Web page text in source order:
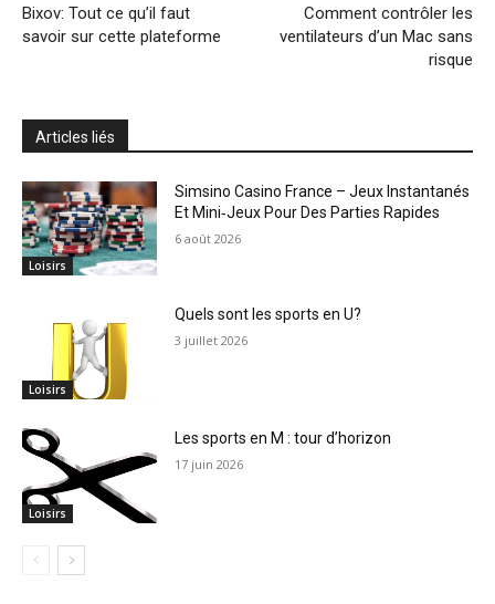
Bixov: Tout ce qu’il faut
savoir sur cette plateforme
Comment contrôler les
ventilateurs d’un Mac sans
risque
Articles liés
Loisirs
Simsino Casino France – Jeux Instantanés
Et Mini‑Jeux Pour Des Parties Rapides
6 août 2026
Loisirs
Quels sont les sports en U?
3 juillet 2026
Loisirs
Les sports en M : tour d’horizon
17 juin 2026